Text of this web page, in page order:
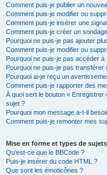
Comment puis-je publier un
Comment puis-je modifier ou
Comment puis-je insérer une
Comment puis-je créer un
Pourquoi ne puis-je pas ajouter
Comment puis-je modifier ou
Pourquoi ne puis-je pas accéder à
Pourquoi ne puis-je pas transférer
Pourquoi ai-je reçu un
Comment puis-je rapporter des
À quoi sert le bouton « Enregistrer
sujet ?
Pourquoi mon message a-t-il
Comment puis-je remonter mes
Mise en forme et types de sujets
Qu’est-ce que le BBCode ?
Puis-je insérer du code HTML ?
Que sont les émoticônes ?